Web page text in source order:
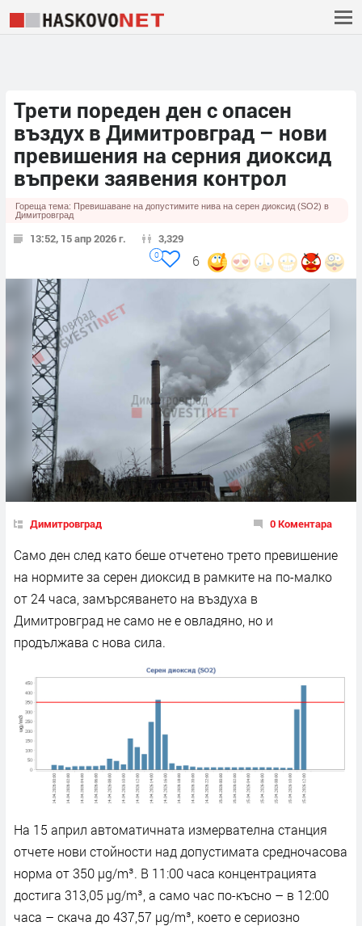
Трети пореден ден с опасен
въздух в Димитровград – нови
превишения на серния диоксид
въпреки заявения контрол
Гореща тема: Превишаване на допустимите нива на серен диоксид (SO2) в
Димитровград
13:52, 15 апр 2026 г. 3,329
6
0
Димитровград 0 Коментара
Само ден след като беше отчетено трето превишение
на нормите за серен диоксид в рамките на по-малко
от 24 часа, замърсяването на въздуха в
Димитровград не само не е овладяно, но и
продължава с нова сила.
На 15 април автоматичната измервателна станция
отчете нови стойности над допустимата средночасова
норма от 350 µg/m³. В 11:00 часа концентрацията
достига 313,05 µg/m³, а само час по-късно – в 12:00
часа – скача до 437,57 µg/m³, което е сериозно